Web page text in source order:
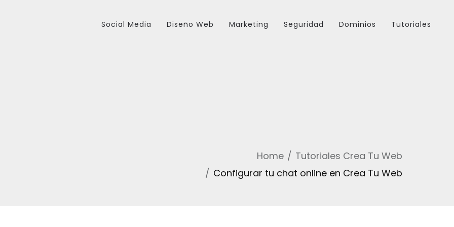
Social Media Diseño Web Marketing Seguridad Dominios Tutoriales
Home
Tutoriales Crea Tu Web
Configurar tu chat online en Crea Tu Web